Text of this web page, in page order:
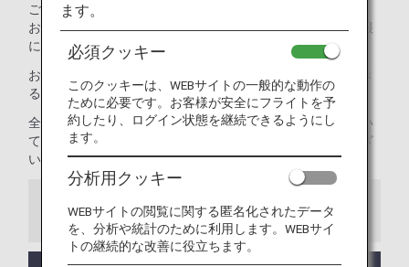
ご注意：一部の国・地域によっては、他にも機内持ち込み・
お預かりの制限を設けている場合があります。その他の情報
につきましては、
空港・都市の情報
をご覧ください。
お預かりまたは機内持ち込み可能かどうか不安な場合、でき
る限り早く、
お電話でANAにお問い合わせください。
全路線共通の制限についてご案内します。海外の渡航におい
て、飛行機にお持ち込み、お預かりができない手荷物がござ
います。事前にご確認ください。
ご注意
ます。
必須クッキー
このクッキーは、WEBサイトの一般的な動作の
ために必要です。お客様が安全にフライトを予
約したり、ログイン状態を継続できるようにし
ます。
分析用クッキー
WEBサイトの閲覧に関する匿名化されたデータ
を、分析や統計のために利用します。WEBサイ
トの継続的な改善に役立ちます。